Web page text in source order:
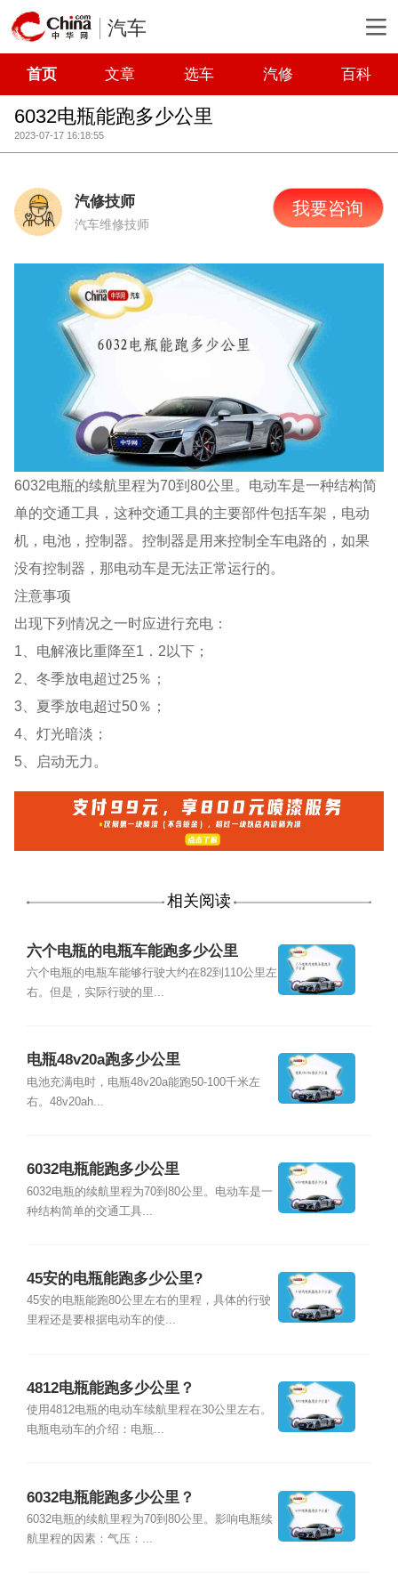
汽车
首页 文章 选车 汽修 百科
6032电瓶能跑多少公里
2023-07-17 16:18:55
汽修技师
汽车维修技师
我要咨询
6032电瓶的续航里程为70到80公里。电动车是一种结构简
单的交通工具，这种交通工具的主要部件包括车架，电动
机，电池，控制器。控制器是用来控制全车电路的，如果
没有控制器，那电动车是无法正常运行的。
注意事项
出现下列情况之一时应进行充电：
1、电解液比重降至1．2以下；
2、冬季放电超过25％；
3、夏季放电超过50％；
4、灯光暗淡；
5、启动无力。
相关阅读
六个电瓶的电瓶车能跑多少公里
六个电瓶的电瓶车能够行驶大约在82到110公里左
右。但是，实际行驶的里...
电瓶48v20a跑多少公里
电池充满电时，电瓶48v20a能跑50-100千米左
右。48v20ah...
6032电瓶能跑多少公里
6032电瓶的续航里程为70到80公里。电动车是一
种结构简单的交通工具...
45安的电瓶能跑多少公里?
45安的电瓶能跑80公里左右的里程，具体的行驶
里程还是要根据电动车的使...
4812电瓶能跑多少公里？
使用4812电瓶的电动车续航里程在30公里左右。
电瓶电动车的介绍：电瓶...
6032电瓶能跑多少公里？
6032电瓶的续航里程为70到80公里。影响电瓶续
航里程的因素：气压：...